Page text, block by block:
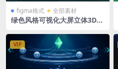
figma格式 全部素材
绿色风格可视化大屏立体3D电
figma格式
VIP